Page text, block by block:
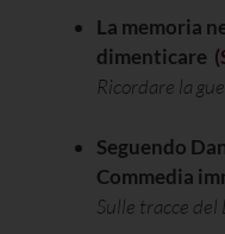
La memoria
dimenticare
Ricordare la
Seguendo
Commedia
Sulle tracce del